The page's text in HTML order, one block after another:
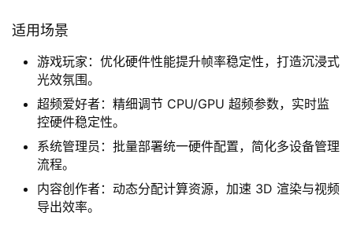
适用场景
游戏玩家：优化硬件性能提升帧率稳定性，打造沉浸式
光效氛围。
超频爱好者：精细调节 CPU/GPU 超频参数，实时监
控硬件稳定性。
系统管理员：批量部署统一硬件配置，简化多设备管理
流程。
内容创作者：动态分配计算资源，加速 3D 渲染与视频
导出效率。